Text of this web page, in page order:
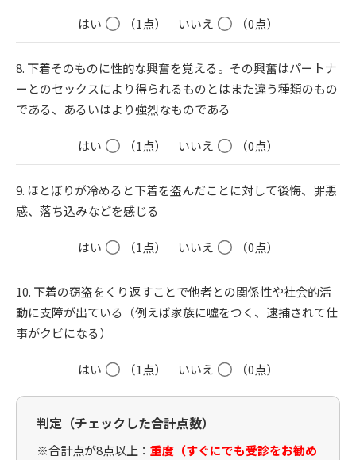
はい （1点） いいえ （0点）
8. 下着そのものに性的な興奮を覚える。その興奮はパートナ
ーとのセックスにより得られるものとはまた違う種類のもの
である、あるいはより強烈なものである
はい （1点） いいえ （0点）
9. ほとぼりが冷めると下着を盗んだことに対して後悔、罪悪
感、落ち込みなどを感じる
はい （1点） いいえ （0点）
10. 下着の窃盗をくり返すことで他者との関係性や社会的活
動に支障が出ている（例えば家族に嘘をつく、逮捕されて仕
事がクビになる）
はい （1点） いいえ （0点）
判定（チェックした合計点数）
※合計点が8点以上： 重度（すぐにでも受診をお勧め